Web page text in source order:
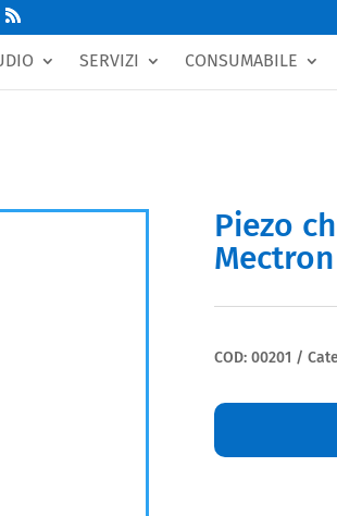
SERVIZI CONSUMABILE
Piezo
Mectron
COD: 00201